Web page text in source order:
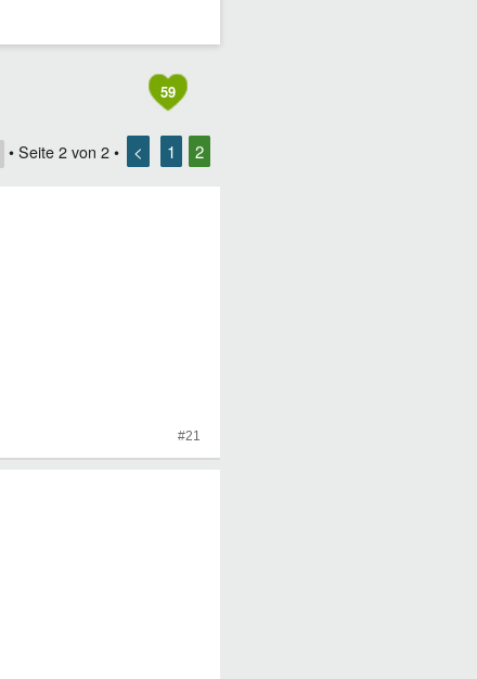
59
• Seite 2 von 2 • < 1 2
#21